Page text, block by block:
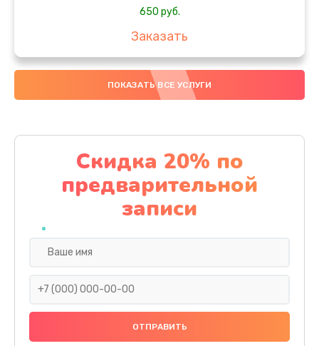
650 руб.
Заказать
Замена аккумулятора
4000 руб.
Замена материнской платы
1100 руб.
Заказать
Замена праймера
1000 руб.
ПОКАЗАТЬ ВСЕ УСЛУГИ
Скидка 20% по
предварительной
записи